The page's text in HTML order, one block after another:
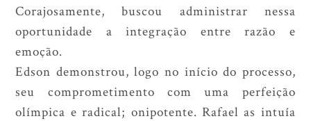
Corajosamente, buscou administrar nessa
oportunidade a integração entre razão e
emoção.
Edson demonstrou, logo no início do processo,
seu comprometimento com uma perfeição
olímpica e radical; onipotente. Rafael as intuía